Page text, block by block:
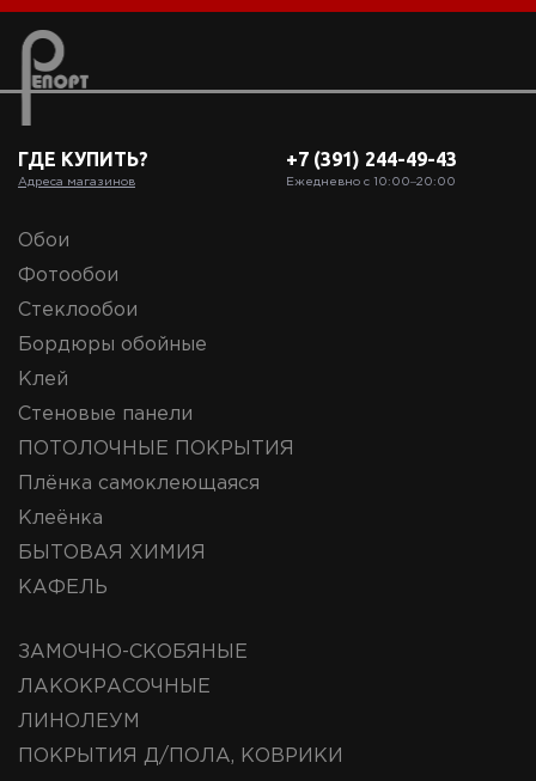
ГДЕ КУПИТЬ?
Адреса магазинов
+7 (391) 244-49-43
Ежедневно с 10:00‒20:00
Обои
Фотообои
Стеклообои
Бордюры обойные
Клей
Стеновые панели
ПОТОЛОЧНЫЕ ПОКРЫТИЯ
Плёнка самоклеющаяся
Клеёнка
БЫТОВАЯ ХИМИЯ
КАФЕЛЬ
ЗАМОЧНО-СКОБЯНЫЕ
ЛАКОКРАСОЧНЫЕ
ЛИНОЛЕУМ
ПОКРЫТИЯ Д/ПОЛА, КОВРИКИ